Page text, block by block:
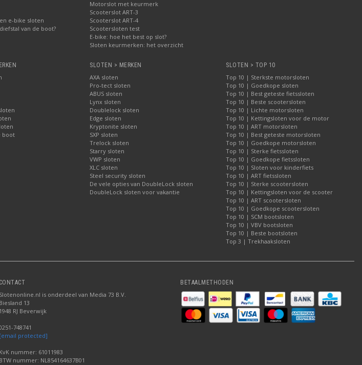
e-bike sloten
van de boot?
Motorslot met keurmerk
Scooterslot ART-3
Scooterslot ART-4
Scootersloten test
E-bike: hoe het best op slot?
Sloten keurmerken: het overzicht
boot
SLOTEN > MERKEN
AXA sloten
Pro-tect sloten
ABUS sloten
Lynx sloten
Doublelock sloten
Edge sloten
Kryptonite sloten
SXP sloten
Trelock sloten
Starry sloten
VWP sloten
XLC sloten
Steel security sloten
De vele opties van DoubleLock sloten
DoubleLock sloten voor vakantie
SLOTEN > TOP 10
Top 10 | Sterkste motorsloten
Top 10 | Goedkope sloten
Top 10 | Best geteste fietssloten
Top 10 | Beste scootersloten
Top 10 | Lichte motorsloten
Top 10 | Kettingsloten voor de motor
Top 10 | ART motorsloten
Top 10 | Best geteste motorsloten
Top 10 | Goedkope motorsloten
Top 10 | Sterke fietssloten
Top 10 | Goedkope fietssloten
Top 10 | Sloten voor kinderfiets
Top 10 | ART fietssloten
Top 10 | Sterke scootersloten
Top 10 | Kettingsloten voor de scooter
Top 10 | ART scootersloten
Top 10 | Goedkope scootersloten
Top 10 | SCM bootsloten
Top 10 | VBV bootsloten
Top 10 | Beste bootsloten
Top 3 | Trekhaaksloten
CONTACT
Slotenonline.nl is onderdeel van Media 73 B.V.
Biesland 13
1948 RJ Beverwijk
748741
[email protected]
KvK nummer: 61011983
BTW nummer: NL854164637B01
BETAALMETHODEN